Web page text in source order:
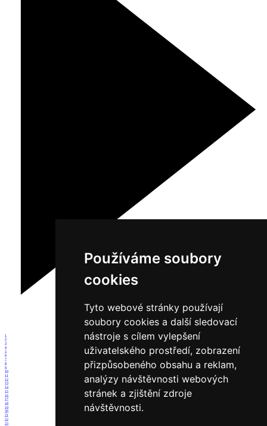
Používáme soubory
cookies
Tyto webové stránky používají
soubory cookies a další sledovací
nástroje s cílem vylepšení
uživatelského prostředí, zobrazení
přizpůsobeného obsahu a reklam,
analýzy návštěvnosti webových
stránek a zjištění zdroje
návštěvnosti.
1
2
3
4
5
6
7
8
9
10
11
12
13
14
15
16
17
18
19
20
21
22
23